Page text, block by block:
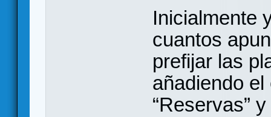
Inicialmente
cuantos
prefijar las
añadiendo
“Reservas”